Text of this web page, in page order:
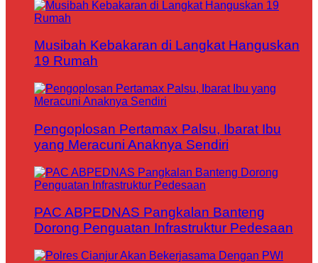
Musibah Kebakaran di Langkat Hanguskan
19 Rumah
Pengoplosan Pertamax Palsu, Ibarat Ibu
yang Meracuni Anaknya Sendiri
PAC ABPEDNAS Pangkalan Banteng
Dorong Penguatan Infrastruktur Pedesaan